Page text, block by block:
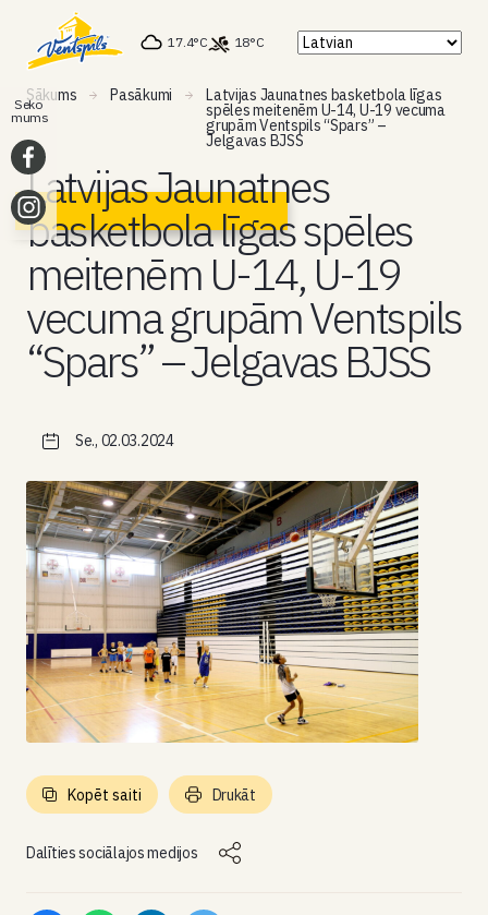
17.4°C 18°C
Sākums Pasākumi Latvijas Jaunatnes basketbola līgas
spēles meitenēm U-14, U-19 vecuma
grupām Ventspils “Spars” –
Jelgavas BJSS
Latvijas Jaunatnes
basketbola līgas spēles
meitenēm U-14, U-19
vecuma grupām Ventspils
“Spars” – Jelgavas BJSS
Se., 02.03.2024
Dalīties sociālajos medijos
Kopēt saiti Drukāt
Seko
mums